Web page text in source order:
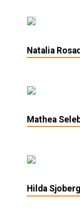
Natalia
Mathea
Hilda